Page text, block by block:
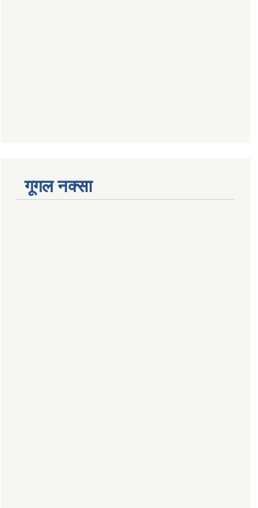
गूगल नक्सा